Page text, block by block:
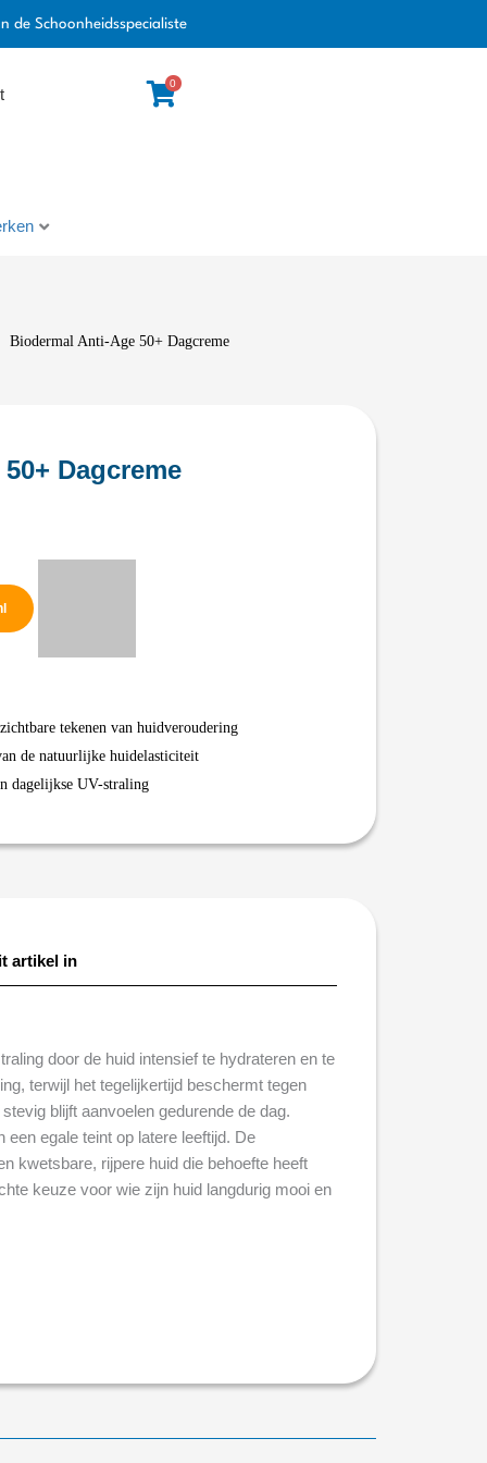
de Schoonheidsspecialiste
0
Biodermal Anti-Age 50+ Dagcreme
Dagcreme
tekenen van huidveroudering
de natuurlijke huidelasticiteit
dagelijkse UV-straling
artikel in
door de huid intensief te hydrateren en te
terwijl het tegelijkertijd beschermt tegen
blijft aanvoelen gedurende de dag.
egale teint op latere leeftijd. De
kwetsbare, rijpere huid die behoefte heeft
keuze voor wie zijn huid langdurig mooi en